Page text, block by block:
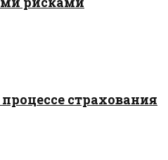
страхования